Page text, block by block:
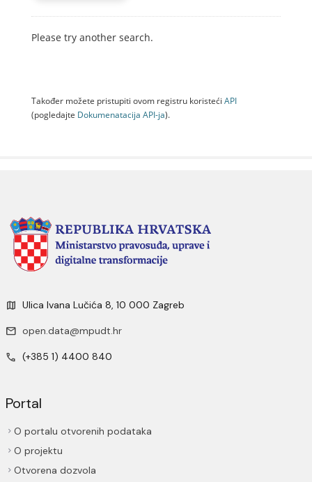
Please try another search.
Također možete pristupiti ovom registru koristeći API
(pogledajte Dokumenаtаcijа API-jа).